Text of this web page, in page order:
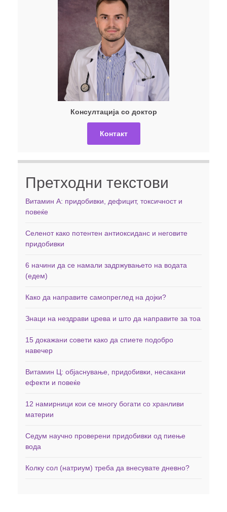
Консултација со доктор
Контакт
Претходни текстови
Витамин А: придобивки, дефицит, токсичност и
повеќе
Селенот како потентен антиоксиданс и неговите
придобивки
6 начини да се намали задржувањето на водата
(едем)
Како да направите самопреглед на дојки?
Знаци на нездрави црева и што да направите за тоа
15 докажани совети како да спиете подобро
навечер
Витамин Ц: објаснување, придобивки, несакани
ефекти и повеќе
12 намирници кои се многу богати со хранливи
материи
Седум научно проверени придобивки од пиење
вода
Колку сол (натриум) треба да внесувате дневно?